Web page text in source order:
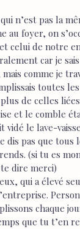
n’est pas la
au foyer, on
celui de notre
car je
comme je
toutes
de celles
et le comble
vidé le lave-
dis pas que
(si tu es
te dire merci)
qui a élevé
chaque
que tu t’en